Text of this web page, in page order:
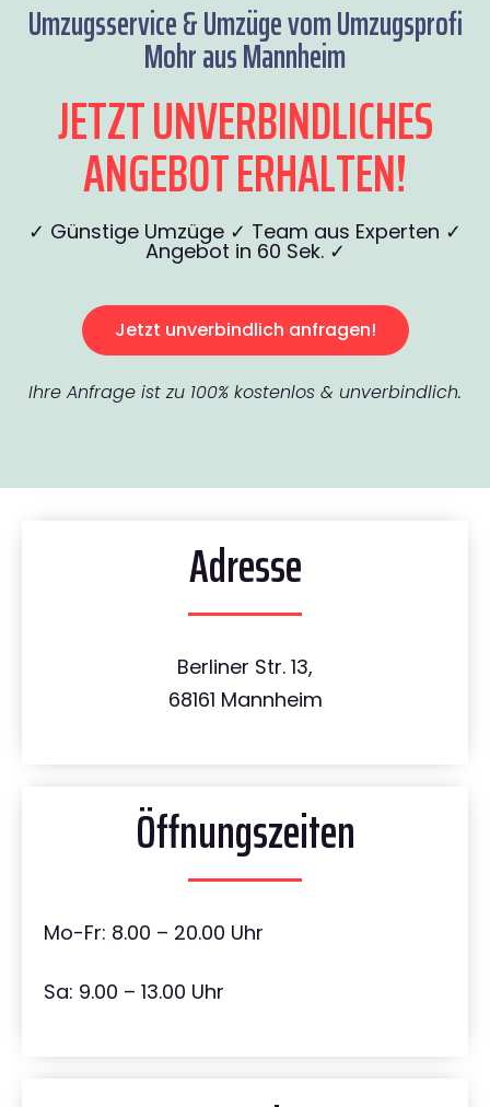
Umzugsservice & Umzüge vom Umzugsprofi
Mohr aus Mannheim
JETZT UNVERBINDLICHES
ANGEBOT ERHALTEN!
✓ Günstige Umzüge ✓ Team aus Experten ✓
Angebot in 60 Sek. ✓
Jetzt unverbindlich anfragen!
Ihre Anfrage ist zu 100% kostenlos & unverbindlich.
Adresse
Berliner Str. 13,
68161 Mannheim
Öffnungszeiten
Mo-Fr: 8.00 – 20.00 Uhr
Sa: 9.00 – 13.00 Uhr